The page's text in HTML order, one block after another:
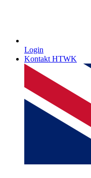
Login
Kontakt HTWK